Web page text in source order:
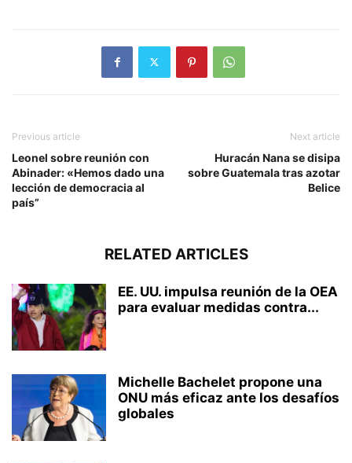
Previous article
Leonel sobre reunión con
Abinader: «Hemos dado una
lección de democracia al
país”
Next article
Huracán Nana se disipa
sobre Guatemala tras azotar
Belice
RELATED ARTICLES
EE. UU. impulsa reunión de la OEA
para evaluar medidas contra...
Michelle Bachelet propone una
ONU más eficaz ante los desafíos
globales